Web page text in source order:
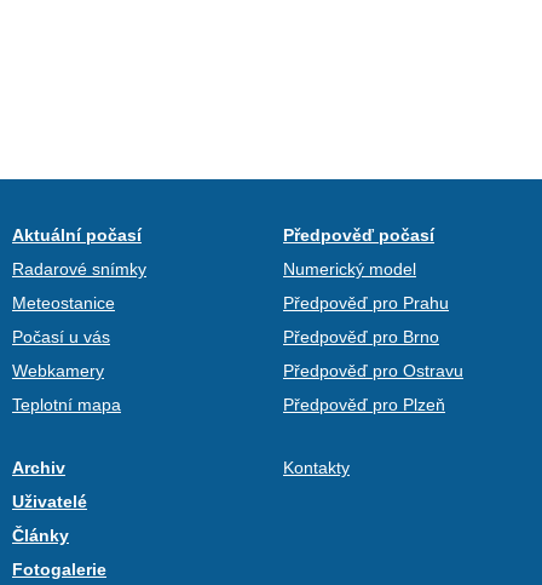
Aktuální počasí
Radarové snímky
Meteostanice
Počasí u vás
Webkamery
Teplotní mapa
Předpověď počasí
Numerický model
Předpověď pro Prahu
Předpověď pro Brno
Předpověď pro Ostravu
Předpověď pro Plzeň
Archiv
Uživatelé
Články
Fotogalerie
Kontakty